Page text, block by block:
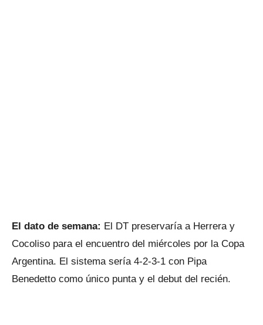
El dato de semana: El DT preservaría a Herrera y
Cocoliso para el encuentro del miércoles por la Copa
Argentina. El sistema sería 4-2-3-1 con Pipa
Benedetto como único punta y el debut del recién.